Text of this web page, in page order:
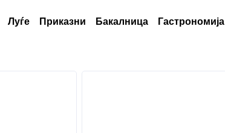
Луѓе Приказни Бакалница Гастрономија